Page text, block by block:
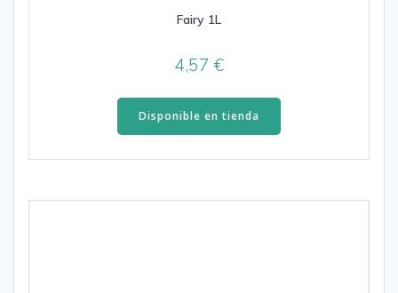
Fairy 1L
4,57€
Disponible en tienda